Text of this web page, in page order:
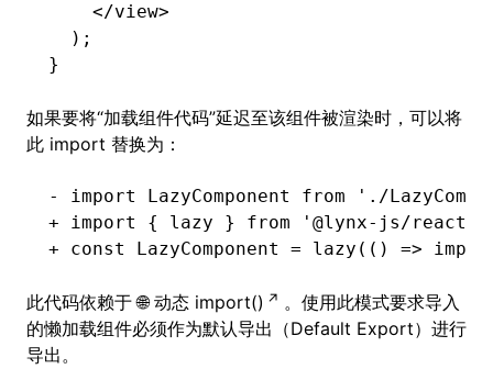
    </
view>
  );
}
如果要将“加载组件代码”延迟至该组件被渲染时，可以将
此 import 替换为：
- import LazyComponent from './
+ import { lazy } from '@lynx-js/react'
+ const LazyComponent = lazy(() =>
此代码依赖于 动态 import()
。使用此模式要求导入
的懒加载组件必须作为默认导出（Default Export）进行
导出。